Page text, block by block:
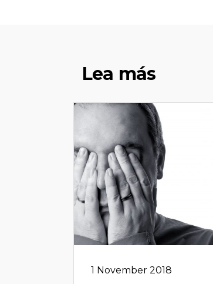
Lea más
1 November 2018